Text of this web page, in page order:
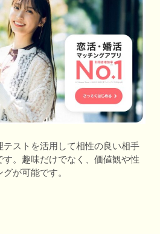
テストを活用して相性の良い相手
す。趣味だけでなく、価値観や性
が可能です。